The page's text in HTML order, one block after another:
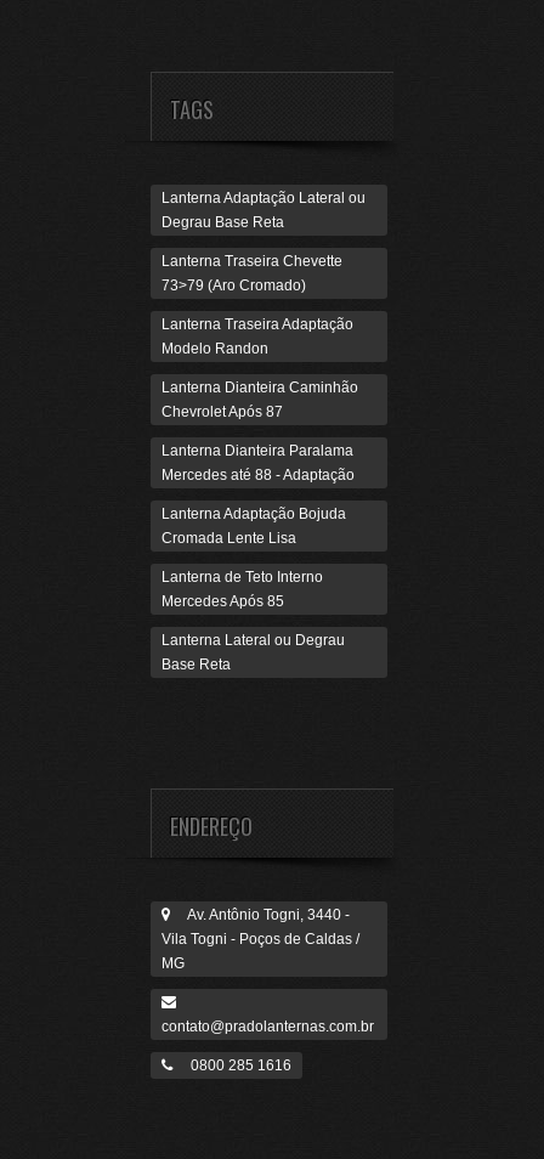
TAGS
Lanterna Adaptação Lateral ou
Degrau Base Reta
Lanterna Traseira Chevette
73>79 (Aro Cromado)
Lanterna Traseira Adaptação
Modelo Randon
Lanterna Dianteira Caminhão
Chevrolet Após 87
Lanterna Dianteira Paralama
Mercedes até 88 - Adaptação
Lanterna Adaptação Bojuda
Cromada Lente Lisa
Lanterna de Teto Interno
Mercedes Após 85
Lanterna Lateral ou Degrau
Base Reta
ENDEREÇO
Av. Antônio Togni, 3440 -
Vila Togni - Poços de Caldas /
MG
contato@pradolanternas.com.br
0800 285 1616